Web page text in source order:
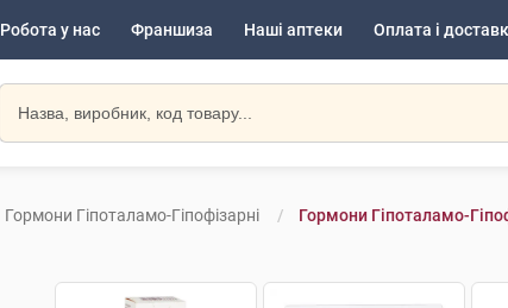
Робота у нас Франшиза Наші аптеки Оплата і
Гормони Гіпоталамо-Гіпофізарні Гормони Гіпоталамо-